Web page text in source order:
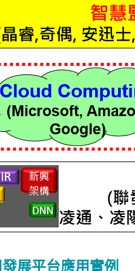
展平台應用實例